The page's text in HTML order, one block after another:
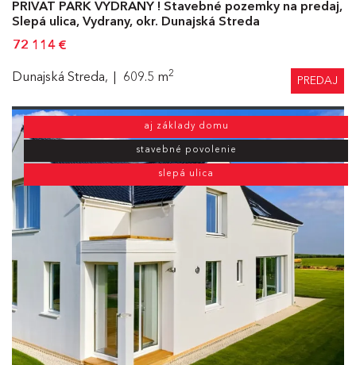
PRIVAT PARK VYDRANY ! Stavebné pozemky na predaj,
Slepá ulica, Vydrany, okr. Dunajská Streda
72 114 €
Dunajská Streda, 609.5 m2
PREDAJ
aj základy domu
stavebné povolenie
slepá ulica